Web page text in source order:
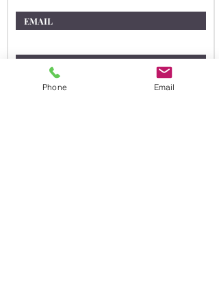
상담을 원하시는 내용을 적어주세요
Phone Email